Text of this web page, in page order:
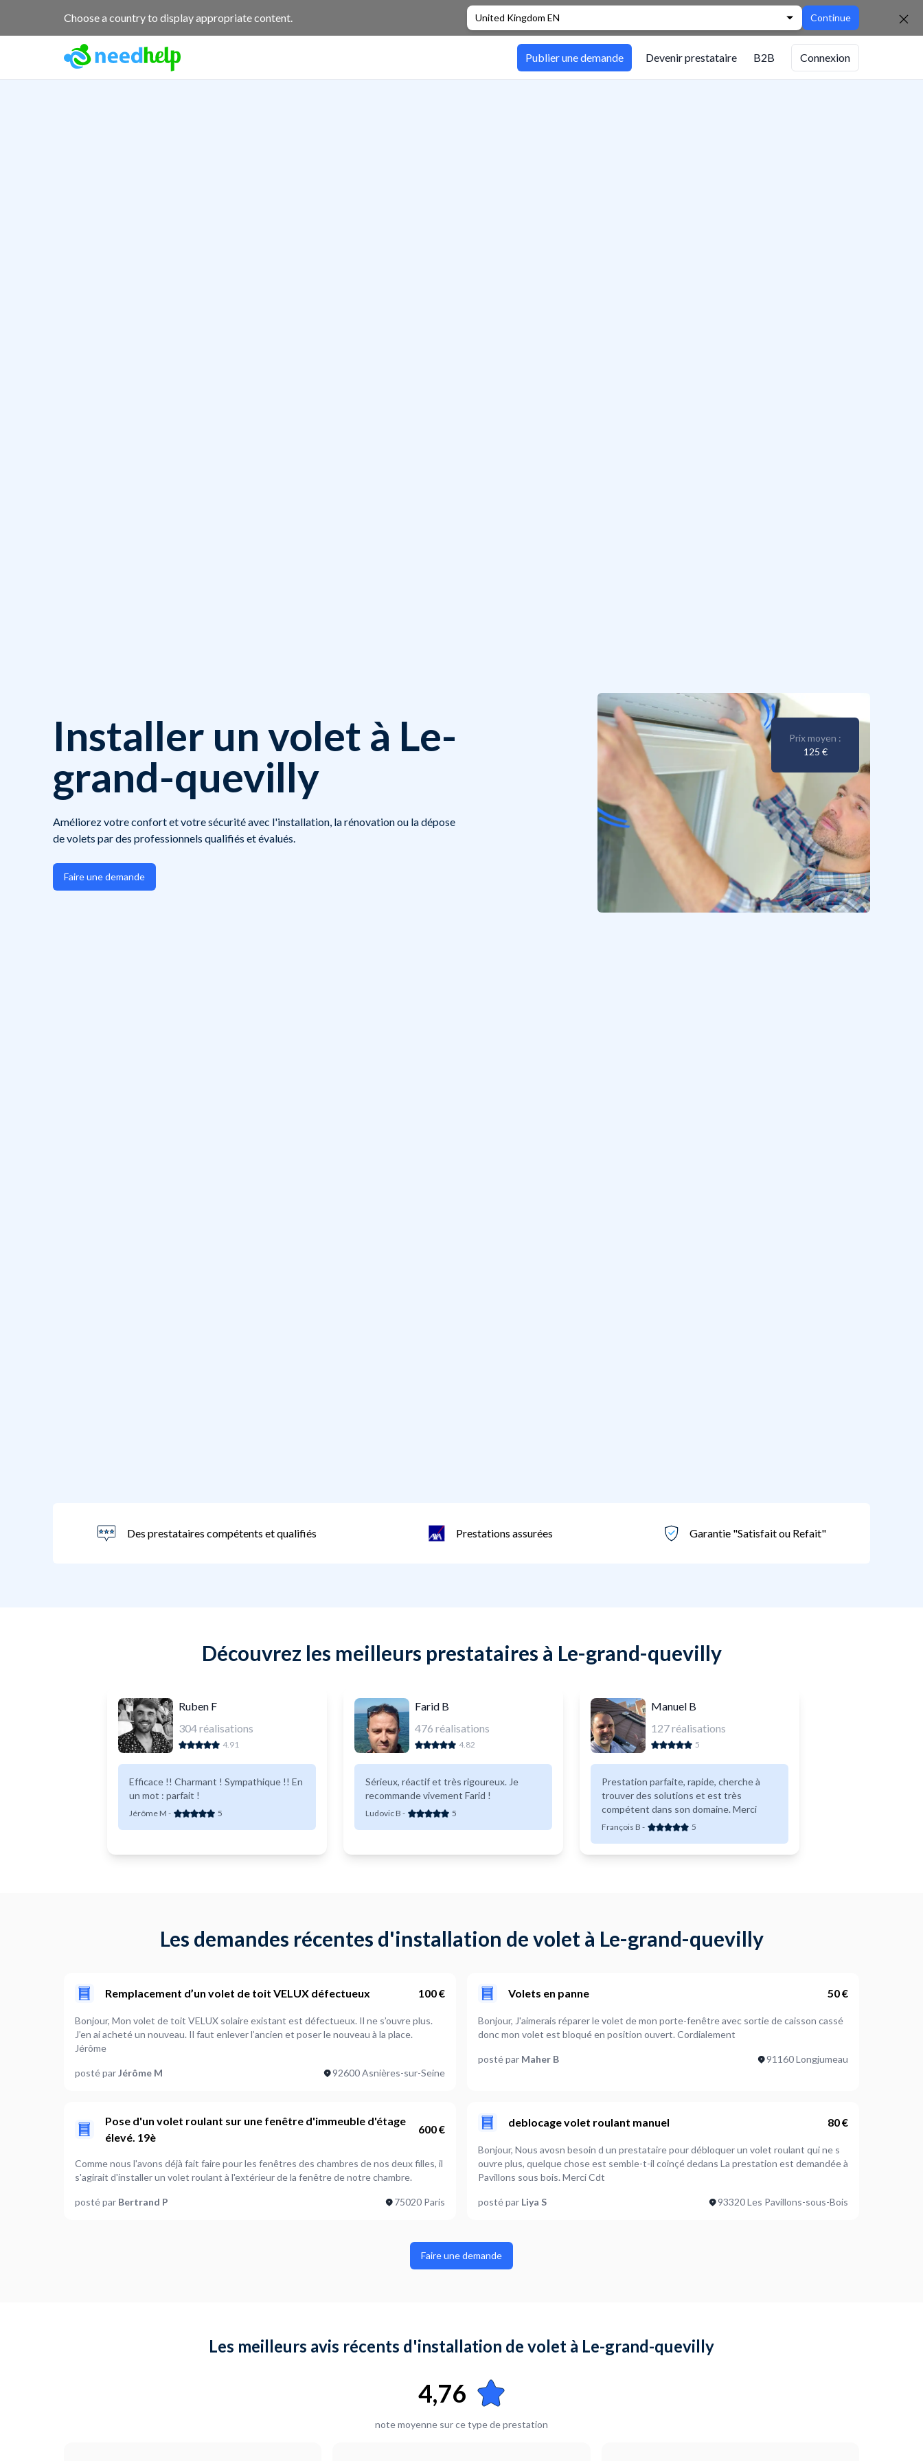
Choose a country to display appropriate content. United Kingdom EN Continue
Publier une demande Devenir prestataire B2B Connexion
Installer un volet à Le-
grand-quevilly
Améliorez votre confort et votre sécurité avec l'installation, la rénovation ou la dépose
de volets par des professionnels qualifiés et évalués.
Faire une demande
Prix moyen :
125 €
Des prestataires compétents et qualifiés Prestations assurées Garantie "Satisfait ou Refait"
Découvrez les meilleurs prestataires à Le-grand-quevilly
Ruben F
304réalisations
4.91
Efficace !! Charmant ! Sympathique !! En
un mot : parfait !
Jérôme M - 5
Farid B
476 réalisations
4.82
Sérieux, réactif et très rigoureux. Je
recommande vivement Farid !
Ludovic B - 5
Manuel B
127réalisations
5
Prestation parfaite, rapide, cherche à
trouver des solutions et est très
compétent dans son domaine. Merci
François B - 5
Les demandes récentes d'installation de volet à Le-grand-quevilly
Remplacement d’un volet de toit VELUX défectueux 100 €
Bonjour, Mon volet de toit VELUX solaire existant est défectueux. Il ne s’ouvre plus.
J’en ai acheté un nouveau. Il faut enlever l’ancien et poser le nouveau à la place.
Jérôme
posté parJérôme M 92600 Asnières-sur-Seine
Volets en panne 50 €
Bonjour, J'aimerais réparer le volet de mon porte-fenêtre avec sortie de caisson cassé
donc mon volet est bloqué en position ouvert. Cordialement
posté par Maher B 91160 Longjumeau
Pose d'un volet roulant sur une fenêtre d'immeuble d'étage
élevé. 19è
600 €
Comme nous l'avons déjà fait faire pour les fenêtres des chambres de nos deux filles, il
s'agirait d'installer un volet roulant à l'extérieur de la fenêtre de notre chambre.
posté par Bertrand P 75020 Paris
deblocage volet roulant manuel 80 €
Bonjour, Nous avosn besoin d un prestataire pour débloquer un volet roulant qui ne s
ouvre plus, quelque chose est semble-t-il coinçé dedans La prestation est demandée à
Pavillons sous bois. Merci Cdt
posté par Liya S 93320 Les Pavillons-sous-Bois
Faire une demande
Les meilleurs avis récents d'installation de volet à Le-grand-quevilly
4,76
note moyenne sur ce type de prestation